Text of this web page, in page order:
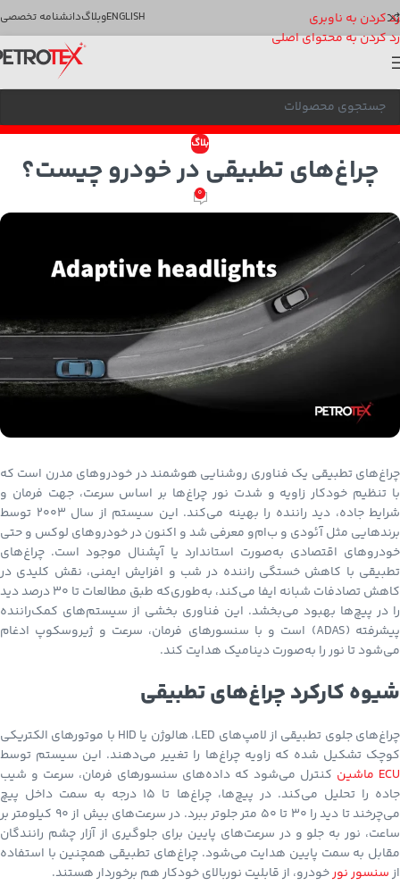
رد کردن به ناوبری
رد کردن به محتوای اصلی
ENGLISHوبلاگدانشنامه تخصصی
بلاگ
چراغ‌های تطبیقی در خودرو چیست؟
0
چراغ‌های تطبیقی یک فناوری روشنایی هوشمند در خودروهای مدرن است که
با تنظیم خودکار زاویه و شدت نور چراغ‌ها بر اساس سرعت، جهت فرمان و
شرایط جاده، دید راننده را بهینه می‌کند. این سیستم از سال ۲۰۰۳ توسط
برندهایی مثل آئودی و ب‌ام‌و معرفی شد و اکنون در خودروهای لوکس و حتی
خودروهای اقتصادی به‌صورت استاندارد یا آپشنال موجود است. چراغ‌های
تطبیقی با کاهش خستگی راننده در شب و افزایش ایمنی، نقش کلیدی در
کاهش تصادفات شبانه ایفا می‌کند، به‌طوری‌که طبق مطالعات تا ۳۰ درصد دید
را در پیچ‌ها بهبود می‌بخشد. این فناوری بخشی از سیستم‌های کمک‌راننده
پیشرفته (ADAS) است و با سنسورهای فرمان، سرعت و ژیروسکوپ ادغام
می‌شود تا نور را به‌صورت دینامیک هدایت کند.
شیوه کارکرد چراغ‌های تطبیقی
چراغ‌های جلوی تطبیقی از لامپ‌های LED، هالوژن یا HID با موتورهای الکتریکی
کوچک تشکیل شده که زاویه چراغ‌ها را تغییر می‌دهند. این سیستم توسط
ECU ماشین
کنترل می‌شود که داده‌های سنسورهای فرمان، سرعت و شیب
جاده را تحلیل می‌کند. در پیچ‌ها، چراغ‌ها تا ۱۵ درجه به سمت داخل پیچ
می‌چرخند تا دید را ۳۰ تا ۵۰ متر جلوتر ببرد. در سرعت‌های بیش از ۹۰ کیلومتر بر
ساعت، نور به جلو و در سرعت‌های پایین برای جلوگیری از آزار چشم رانندگان
مقابل به سمت پایین هدایت می‌شود. چراغ‌های تطبیقی همچنین با استفاده
ازسنسور نورخودرو، از قابلیت نوربالای خودکار هم برخوردار هستند.